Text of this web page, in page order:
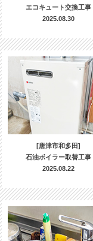
エコキュート交換工事
2025.08.30
[唐津市和多田]
石油ボイラー取替工事
2025.08.22